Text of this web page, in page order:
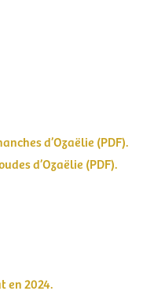
d’Ozaëlie (PDF).
d’Ozaëlie (PDF).
en 2024.